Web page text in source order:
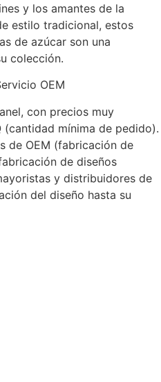
y los amantes de la
estilo tradicional, estos
de azúcar son una
colección.
OEM
con precios muy
mínima de pedido).
de OEM (fabricación de
de diseños
y distribuidores de
del diseño hasta su